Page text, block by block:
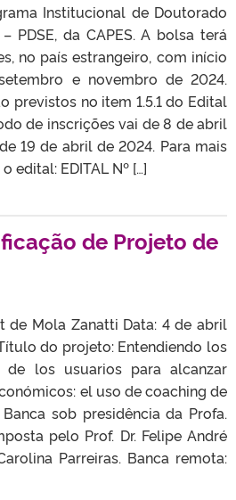
Institucional de Doutorado
PDSE, da CAPES. A bolsa terá
no país estrangeiro, com início
e novembro de 2024.
previstos no item 1.5.1 do Edital
de inscrições vai de 8 de abril
19 de abril de 2024. Para mais
edital: EDITAL Nº […]
de Projeto de
de Mola Zanatti Data: 4 de abril
do projeto: Entendiendo los
los usuarios para alcanzar
el uso de coaching de
sob presidência da Profa.
pelo Prof. Dr. Felipe André
Parreiras. Banca remota: